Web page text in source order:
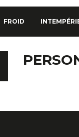
FROID